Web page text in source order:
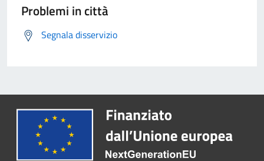
Problemi in città
Segnala disservizio